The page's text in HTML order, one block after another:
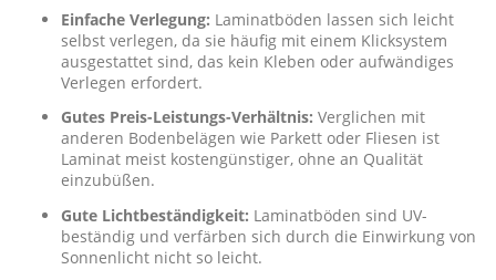
Einfache Verlegung: Laminatböden lassen sich leicht
selbst verlegen, da sie häufig mit einem Klicksystem
ausgestattet sind, das kein Kleben oder aufwändiges
Verlegen erfordert.
Gutes Preis-Leistungs-Verhältnis: Verglichen mit
anderen Bodenbelägen wie Parkett oder Fliesen ist
Laminat meist kostengünstiger, ohne an Qualität
einzubüßen.
Gute Lichtbeständigkeit: Laminatböden sind UV-
beständig und verfärben sich durch die Einwirkung von
Sonnenlicht nicht so leicht.